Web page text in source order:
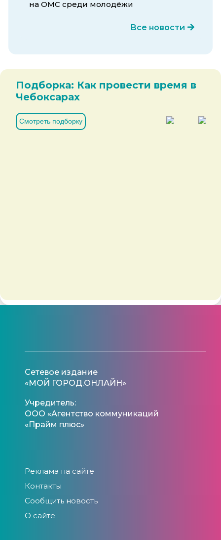
на ОМС среди молодёжи
Все новости
Подборка: Как провести время в
Чебоксарах
Смотреть подборку
Сетевое издание
«МОЙ ГОРОД.ОНЛАЙН»
Учредитель:
ООО «Агентство коммуникаций
«Прайм плюс»
Реклама на сайте
Контакты
Сообщить новость
О сайте